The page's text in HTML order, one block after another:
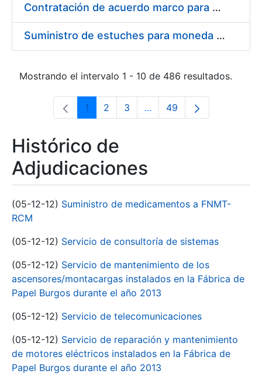
Contratación de acuerdo marco para el Suministro de Material de Electricidad para la Fábrica Nacional de Moneda y Timbre-Real Casa de la Moneda en su centro de trabajo de Burgos
Suministro de estuches para moneda de 30 €
Mostrando el intervalo 1 - 10 de 486 resultados.
Página
1 Página
2 Página
3 ...Páginas intermedias Use
Página
49
Histórico de
Adjudicaciones
(05-12-12) Suministro de medicamentos a FNMT-
RCM
(05-12-12) Servicio de consultoría de sistemas
(05-12-12) Servicio de mantenimiento de los
ascensores/montacargas instalados en la Fábrica de
Papel Burgos durante el año 2013
(05-12-12) Servicio de telecomunicaciones
(05-12-12) Servicio de reparación y mantenimiento
de motores eléctricos instalados en la Fábrica de
Papel Burgos durante el año 2013